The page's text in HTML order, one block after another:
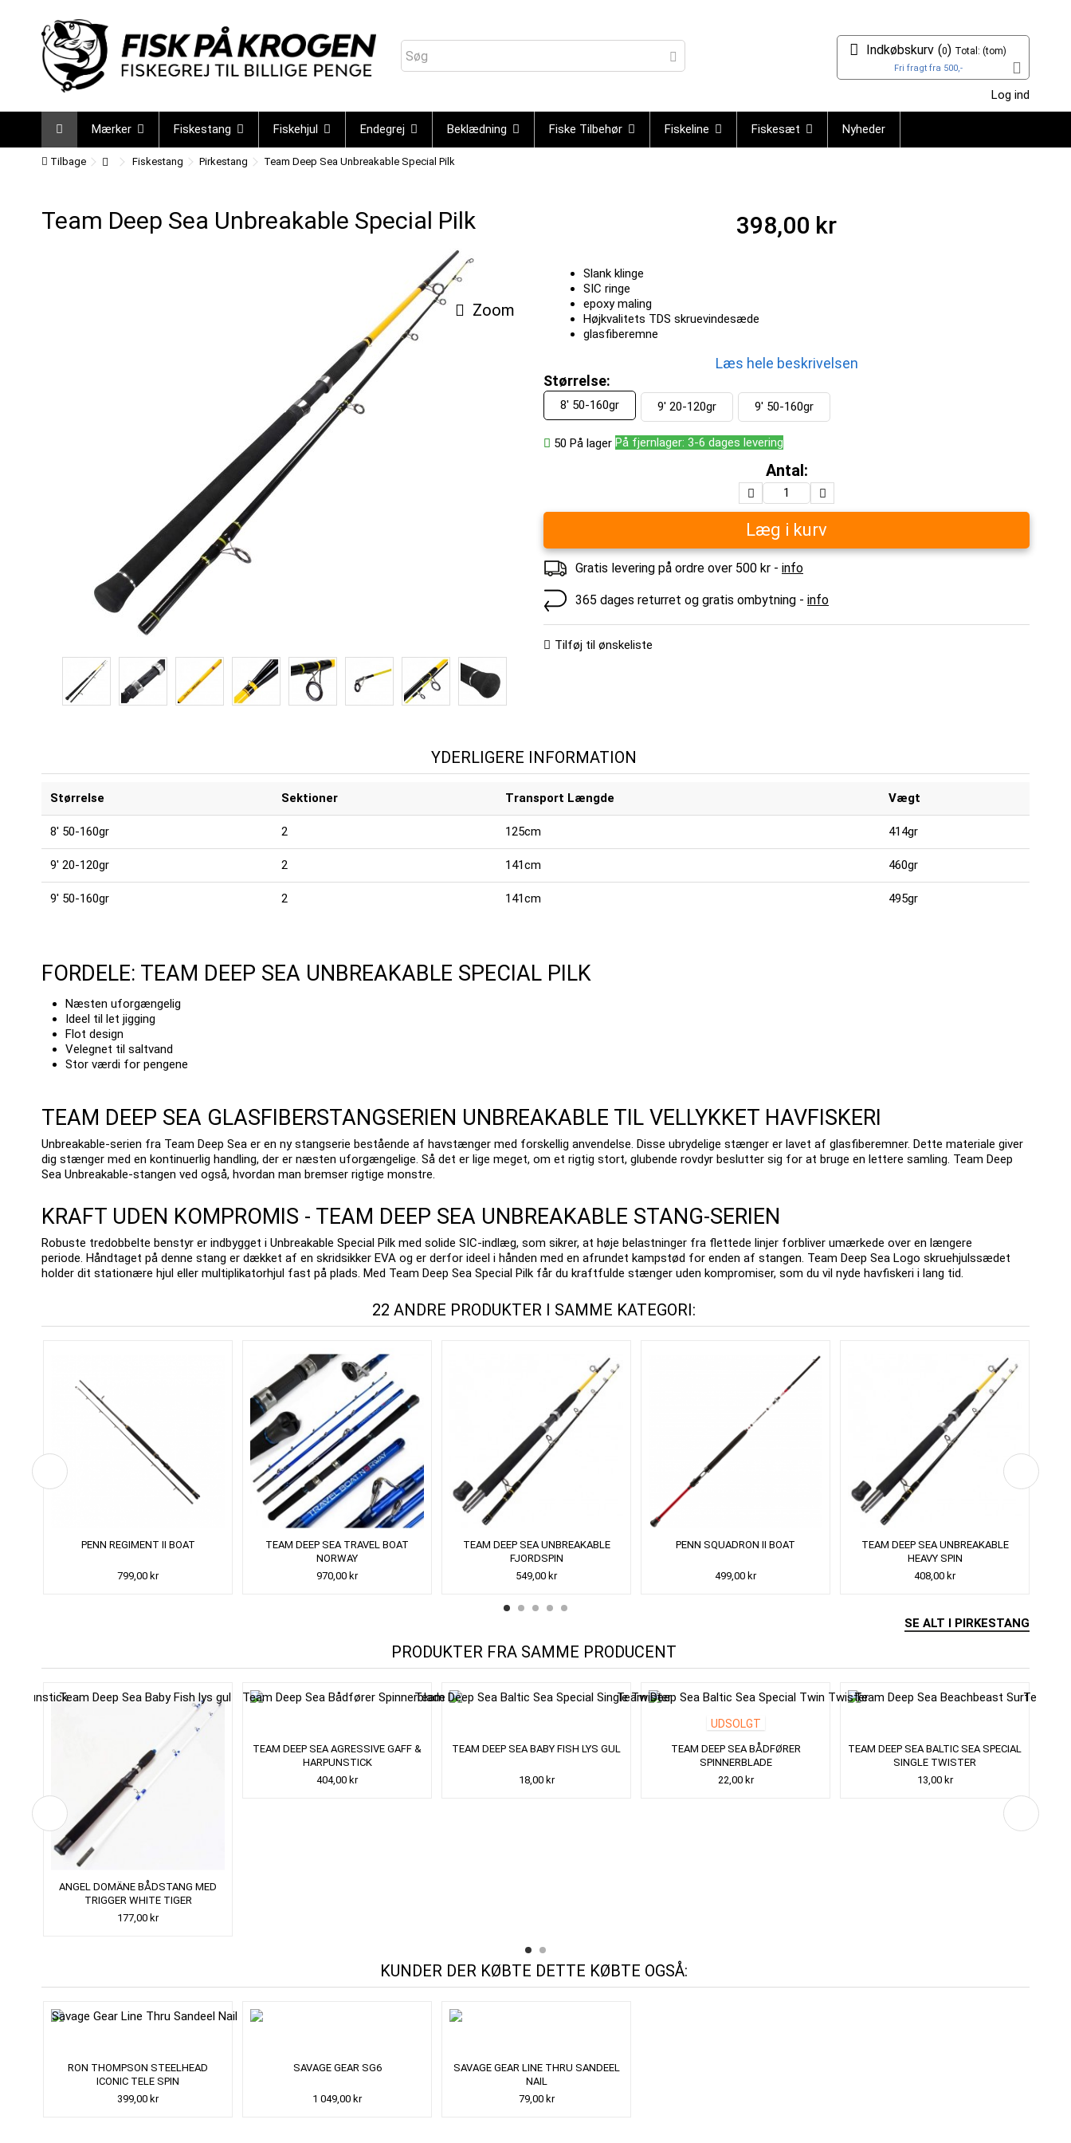
Indkøbskurv (0) Total: (tom)
Fri fragt fra 500,-
Log ind
Mærker Fiskestang Fiskehjul Endegrej Beklædning Fiske Tilbehør Fiskeline Fiskesæt Nyheder
Tilbage Fiskestang Pirkestang Team Deep Sea Unbreakable Special Pilk
Team Deep Sea Unbreakable Special Pilk
Zoom
398,00 kr
Slank klinge
SIC ringe
epoxy maling
Højkvalitets TDS skruevindesæde
glasfiberemne
Læs hele beskrivelsen
Størrelse:
8' 50-160gr 9' 20-120gr 9' 50-160gr
50 På lager På fjernlager: 3-6 dages levering
Antal:
Læg i kurv
Gratis levering på ordre over 500 kr - info
365 dages returret og gratis ombytning - info
Tilføj til ønskeliste
YDERLIGERE INFORMATION
Størrelse Sektioner Transport Længde Vægt
8' 50-160gr 2 125cm 414gr
9' 20-120gr 2 141cm 460gr
9' 50-160gr 2 141cm 495gr
FORDELE: TEAM DEEP SEA UNBREAKABLE SPECIAL PILK
Næsten uforgængelig
Ideel til let jigging
Flot design
Velegnet til saltvand
Stor værdi for pengene
TEAM DEEP SEA GLASFIBERSTANGSERIEN UNBREAKABLE TIL VELLYKKET HAVFISKERI
Unbreakable-serien fra Team Deep Sea er en ny stangserie bestående af havstænger med forskellig anvendelse. Disse ubrydelige stænger er lavet af glasfiberemner. Dette materiale giver
dig stænger med en kontinuerlig handling, der er næsten uforgængelige. Så det er lige meget, om et rigtig stort, glubende rovdyr beslutter sig for at bruge en lettere samling. Team Deep
Sea Unbreakable-stangen ved også, hvordan man bremser rigtige monstre.
KRAFT UDEN KOMPROMIS - TEAM DEEP SEA UNBREAKABLE STANG-SERIEN
Robuste tredobbelte benstyr er indbygget i Unbreakable Special Pilk med solide SIC-indlæg, som sikrer, at høje belastninger fra flettede linjer forbliver umærkede over en længere
periode. Håndtaget på denne stang er dækket af en skridsikker EVA og er derfor ideel i hånden med en afrundet kampstød for enden af ​​stangen. Team Deep Sea Logo skruehjulssædet
holder dit stationære hjul eller multiplikatorhjul fast på plads. Med Team Deep Sea Special Pilk får du kraftfulde stænger uden kompromiser, som du vil nyde havfiskeri i lang tid.
22 ANDRE PRODUKTER I SAMME KATEGORI:
PENN REGIMENT II BOAT
799,00 kr
TEAM DEEP SEA TRAVEL BOAT
NORWAY
970,00 kr
TEAM DEEP SEA UNBREAKABLE
FJORDSPIN
549,00 kr
PENN SQUADRON II BOAT
499,00 kr
TEAM DEEP SEA UNBREAKABLE
HEAVY SPIN
408,00 kr
SE ALT I PIRKESTANG
PRODUKTER FRA SAMME PRODUCENT
ANGEL DOMÄNE BÅDSTANG MED
TRIGGER WHITE TIGER
177,00 kr
TEAM DEEP SEA AGRESSIVE GAFF &
HARPUNSTICK
404,00 kr
TEAM DEEP SEA BABY FISH LYS GUL
18,00 kr
UDSOLGT
TEAM DEEP SEA BÅDFØRER
SPINNERBLADE
22,00 kr
TEAM DEEP SEA BALTIC SEA SPECIAL
SINGLE TWISTER
13,00 kr
KUNDER DER KØBTE DETTE KØBTE OGSÅ:
RON THOMPSON STEELHEAD
ICONIC TELE SPIN
399,00 kr
SAVAGE GEAR SG6
1 049,00 kr
SAVAGE GEAR LINE THRU SANDEEL
NAIL
79,00 kr